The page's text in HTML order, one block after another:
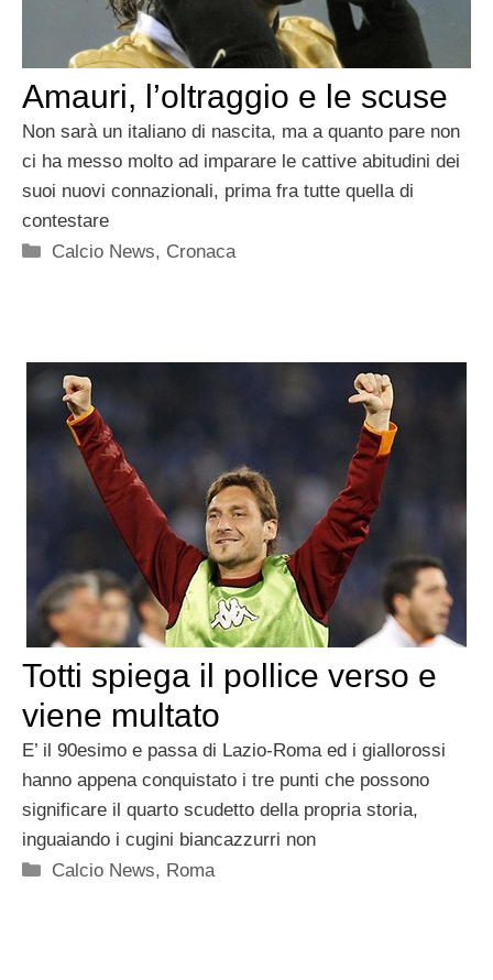
Amauri, l’oltraggio e le scuse
Non sarà un italiano di nascita, ma a quanto pare non
ci ha messo molto ad imparare le cattive abitudini dei
suoi nuovi connazionali, prima fra tutte quella di
contestare
Categorie
Calcio News, Cronaca
Totti spiega il pollice verso e
viene multato
E’ il 90esimo e passa di Lazio-Roma ed i giallorossi
hanno appena conquistato i tre punti che possono
significare il quarto scudetto della propria storia,
inguaiando i cugini biancazzurri non
Categorie
Calcio News, Roma